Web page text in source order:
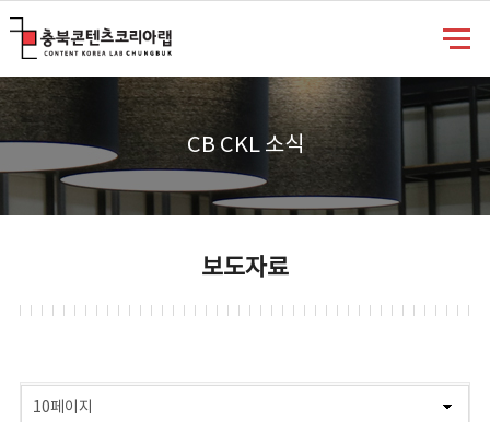
CB CKL 소식
보도자료